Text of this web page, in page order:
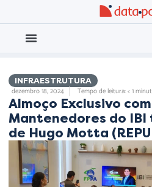
INFRAESTRUTURA
dezembro 18, 2024 Tempo de leitura: < 1
Almoço Exclusivo
Mantenedores do IBI
de Hugo Motta